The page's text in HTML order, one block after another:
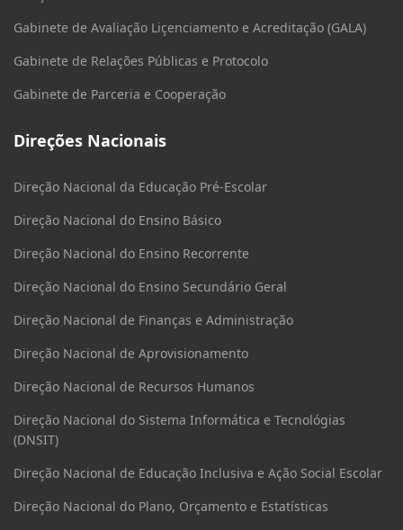
Gabinete de Avaliação Liçenciamento e Acreditação (GALA)
Gabinete de Relações Públicas e Protocolo
Gabinete de Parceria e Cooperação
Direções Nacionais
Direção Nacional da Educação Pré-Escolar
Direção Nacional do Ensino Básico
Direção Nacional do Ensino Recorrente
Direção Nacional do Ensino Secundário Geral
Direção Nacional de Finanças e Administração
Direção Nacional de Aprovisionamento
Direção Nacional de Recursos Humanos
Direção Nacional do Sistema Informática e Tecnológias
(DNSIT)
Direção Nacional de Educação Inclusiva e Ação Social Escolar
Direção Nacional do Plano, Orçamento e Estatísticas